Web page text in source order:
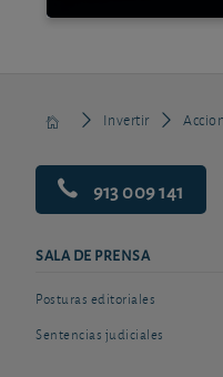
Invertir
913 009 141
SALA DE PRENSA
Posturas editoriales
Sentencias judiciales